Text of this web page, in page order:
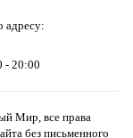
адресу:
- 20:00
Мир, все права
без письменного